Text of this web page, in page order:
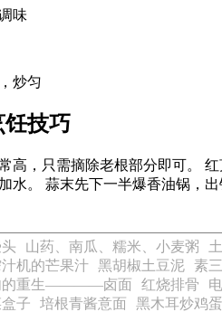
味
炒匀
技巧
高，只需摘除老根部分即可。
水。 蒜末先下一半爆香油锅，
山药、南瓜、糯米、小麦粥
机的芒果汁 黑胡椒土豆泥 素
的重生————卤面 红烧排骨
子 培根青酱意面
黑木耳炒鸡蛋